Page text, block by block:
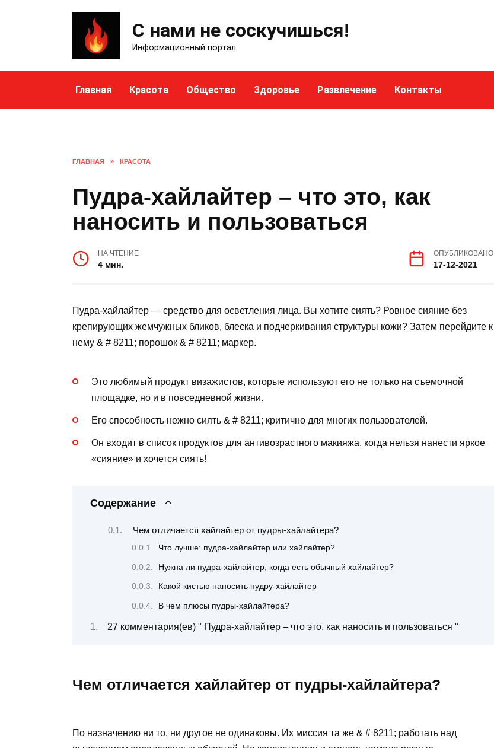
С нами не соскучишься!
Информационный портал
Главная Красота Общество Здоровье Развлечение Контакты
ГЛАВНАЯ » КРАСОТА
Пудра-хайлайтер – что это, как
наносить и пользоваться
НА ЧТЕНИЕ
4 мин.
ОПУБЛИКОВАНО
17-12-2021
Пудра-хайлайтер — средство для осветления лица. Вы хотите сиять? Ровное сияние без
крепирующих жемчужных бликов, блеска и подчеркивания структуры кожи? Затем перейдите к
нему & # 8211; порошок & # 8211; маркер.
Это любимый продукт визажистов, которые используют его не только на съемочной
площадке, но и в повседневной жизни.
Его способность нежно сиять & # 8211; критично для многих пользователей.
Он входит в список продуктов для антивозрастного макияжа, когда нельзя нанести яркое
«сияние» и хочется сиять!
Содержание
Чем отличается хайлайтер от пудры-хайлайтера?
Что лучше: пудра-хайлайтер или хайлайтер?
Нужна ли пудра-хайлайтер, когда есть обычный хайлайтер?
Какой кистью наносить пудру-хайлайтер
В чем плюсы пудры-хайлайтера?
27 комментария(ев) " Пудра-хайлайтер – что это, как наносить и пользоваться "
Чем отличается хайлайтер от пудры-хайлайтера?
По назначению ни то, ни другое не одинаковы. Их миссия та же & # 8211; работать над